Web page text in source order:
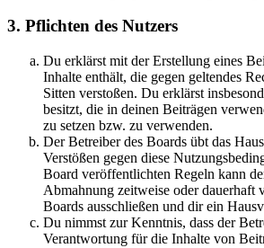
3. Pflichten des Nutzers
Du erklärst mit der Erstellung eines
Inhalte enthält, die gegen geltendes
Sitten verstoßen. Du erklärst
besitzt, die in deinen Beiträgen
zu setzen bzw. zu verwenden.
Der Betreiber des Boards übt das
Verstößen gegen diese
Board veröffentlichten Regeln kann
Abmahnung zeitweise oder dauerhaft
Boards ausschließen und dir ein
Du nimmst zur Kenntnis, dass der
Verantwortung für die Inhalte von